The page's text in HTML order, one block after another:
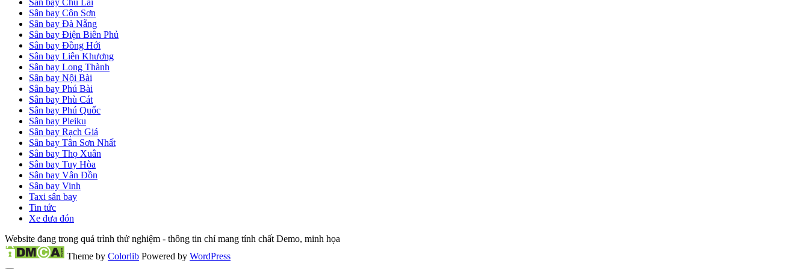
Sân bay Côn Sơn
Sân bay Đà Nẵng
Sân bay Điện Biên Phủ
Sân bay Đồng Hới
Sân bay Liên Khương
Sân bay Long Thành
Sân bay Nội Bài
Sân bay Phú Bài
Sân bay Phù Cát
Sân bay Phú Quốc
Sân bay Pleiku
Sân bay Rạch Giá
Sân bay Tân Sơn Nhất
Sân bay Thọ Xuân
Sân bay Tuy Hòa
Sân bay Vân Đồn
Sân bay Vinh
Taxi sân bay
Tin tức
Xe đưa đón
Website đang trong quá trình thử nghiệm - thông tin chỉ mang tính chất Demo, minh họa
Theme by Colorlib Powered by WordPress